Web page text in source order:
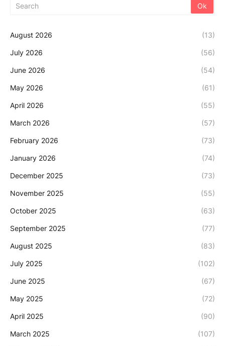
August 2026 (13)
July 2026 (56)
June 2026 (54)
May 2026 (61)
April 2026 (55)
March 2026 (57)
February 2026 (73)
January 2026 (74)
December 2025 (73)
November 2025 (55)
October 2025 (63)
September 2025 (77)
August 2025 (83)
July 2025 (102)
June 2025 (67)
May 2025 (72)
April 2025 (90)
March 2025 (107)